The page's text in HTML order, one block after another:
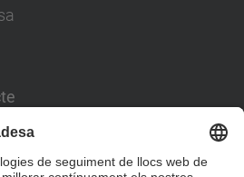
Socials